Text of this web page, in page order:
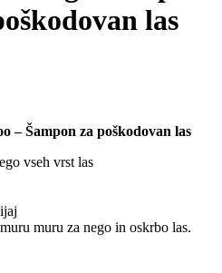
las
– Šampon za poškodovan las
vseh vrst las
muru za nego in oskrbo las.